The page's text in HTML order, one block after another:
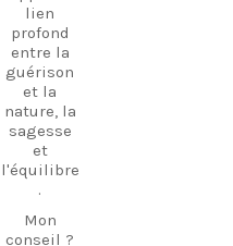
lieu où
l'histoire
et la
tradition
se
rencontre
nt.
Si vous
recherche
z une
expérienc
e qui va
lien
profond
entre la
guérison
et la
nature, la
sagesse
et
l'équilibre
.
Mon
conseil ?